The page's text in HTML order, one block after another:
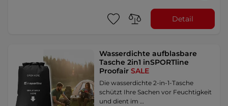
Detail
Wasserdichte aufblasbare
Tasche 2in1 inSPORTline
ProofairSALE
Die wasserdichte 2-in-1-Tasche
schützt Ihre Sachen vor Feuchtigkeit
und dient im …